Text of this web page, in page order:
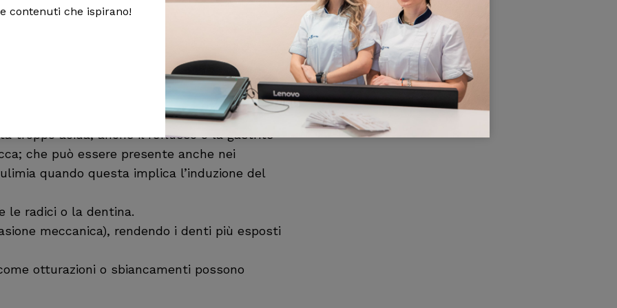
facilmente danneggiato. A questo punto, i
dente gli stimoli in maniera amplificata.
di prodotti sbiancanti può indebolire lo
: una dieta ricca di cibi acidi, come agrumi o
può essere la causa scatenante
troppo acida, anche il reflusso o la gastrite
che può essere presente anche nei
quando questa implica l’induzione del
le radici o la dentina.
meccanica), rendendo i denti più esposti
otturazioni o sbiancamenti possono
contenuti che ispirano!